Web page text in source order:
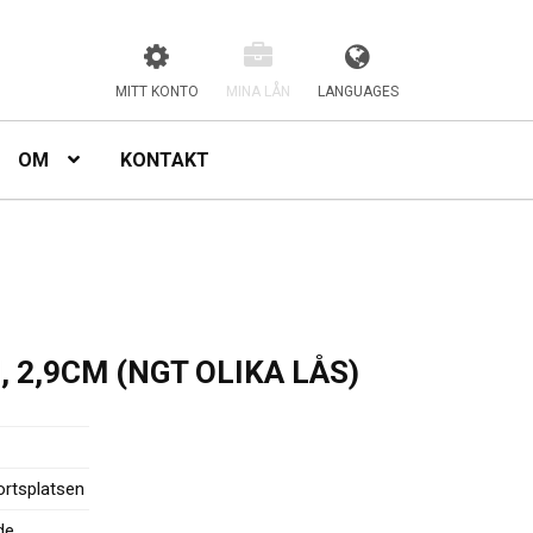
MITT KONTO MINA LÅN LANGUAGES
OM KONTAKT
2,9CM (NGT OLIKA LÅS)